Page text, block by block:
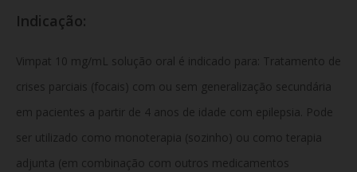
Indicação:
Vimpat 10 mg/mL solução oral é indicado para: Tratamento de
crises parciais (focais) com ou sem generalização secundária
em pacientes a partir de 4 anos de idade com epilepsia. Pode
ser utilizado como monoterapia (sozinho) ou como terapia
adjunta (em combinação com outros medicamentos